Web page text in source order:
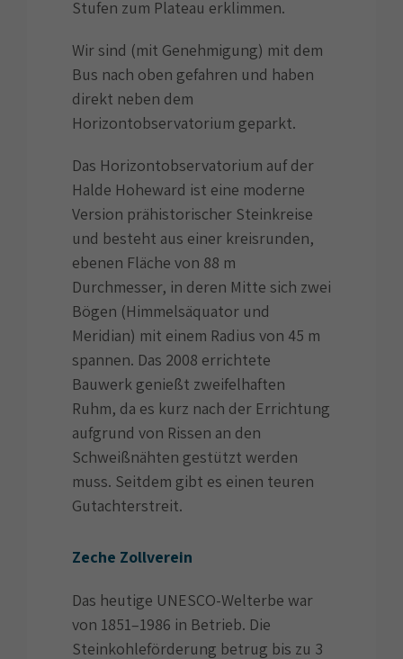
Stufen zum Plateau erklimmen.
Wir sind (mit Genehmigung) mit dem
Bus nach oben gefahren und haben
direkt neben dem
Horizontobservatorium geparkt.
Das Horizontobservatorium auf der
Halde Hoheward ist eine moderne
Version prähistorischer Steinkreise
und besteht aus einer kreisrunden,
ebenen Fläche von 88 m
Durchmesser, in deren Mitte sich zwei
Bögen (Himmelsäquator und
Meridian) mit einem Radius von 45 m
spannen. Das 2008 errichtete
Bauwerk genießt zweifelhaften
Ruhm, da es kurz nach der Errichtung
aufgrund von Rissen an den
Schweißnähten gestützt werden
muss. Seitdem gibt es einen teuren
Gutachterstreit.
Zeche Zollverein
Das heutige UNESCO-Welterbe war
von 1851–1986 in Betrieb. Die
Steinkohleförderung betrug bis zu 3